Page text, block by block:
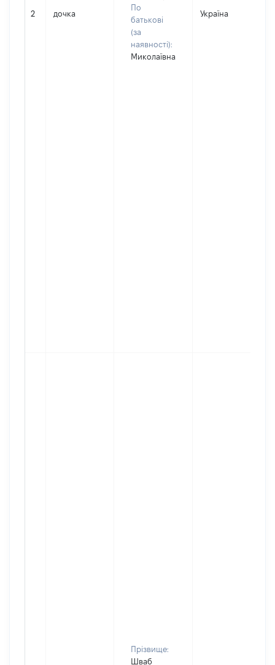
2 дочка
По
батькові
(за
наявності):
Миколаївна
Україна
Прізвище:
Шваб